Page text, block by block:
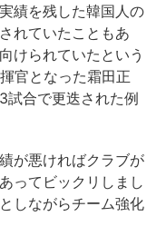
績を残した韓国人の
れていたこともあ
けられていたという
官となった霜田正
試合で更迭された例
が悪ければクラブが
ってビックリしまし
しながらチーム強化